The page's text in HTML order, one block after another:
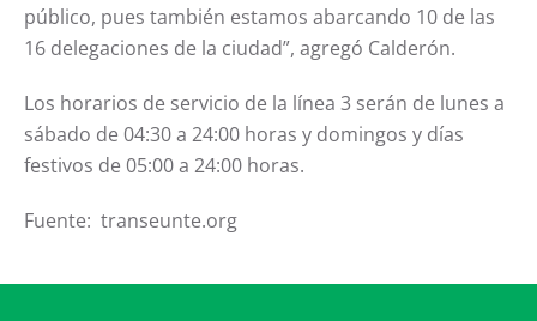
público, pues también estamos abarcando 10 de las
16 delegaciones de la ciudad”, agregó Calderón.
Los horarios de servicio de la línea 3 serán de lunes a
sábado de 04:30 a 24:00 horas y domingos y días
festivos de 05:00 a 24:00 horas.
Fuente: transeunte.org